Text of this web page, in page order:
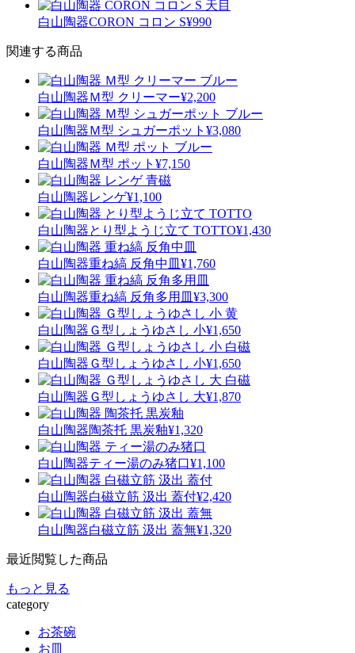
白山陶器CORON コロン S¥990
関連する商品
白山陶器Ｍ型 クリーマー¥2,200
白山陶器Ｍ型 シュガーポット ¥3,080
白山陶器Ｍ型 ポット ¥7,150
白山陶器レンゲ¥1,100
白山陶器とり型ようじ立て TOTTO¥1,430
白山陶器重ね縞 反角中皿 ¥1,760
白山陶器重ね縞 反角多用皿 ¥3,300
白山陶器 Ｇ型しょうゆさし 小¥1,650
白山陶器 Ｇ型しょうゆさし 小¥1,650
白山陶器 Ｇ型しょうゆさし 大¥1,870
白山陶器陶茶托 黒炭釉¥1,320
白山陶器ティー湯のみ猪口¥1,100
白山陶器白磁立筋 汲出 蓋付¥2,420
白山陶器白磁立筋 汲出 蓋無¥1,320
最近閲覧した商品
もっと見る
category
お茶碗
お皿